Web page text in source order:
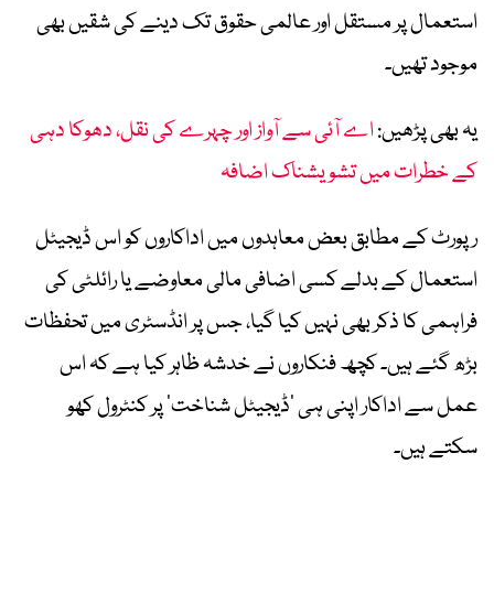
استعمال پر مستقل اور عالمی حقوق تک دینے کی شقیں بھی
موجود تھیں۔
یہ بھی پڑھیں:اے آئی سے آواز اور چہرے کی نقل، دھوکا دہی
کے خطرات میں تشویشناک اضافہ
رپورٹ کے مطابق بعض معاہدوں میں اداکاروں کو اس ڈیجیٹل
استعمال کے بدلے کسی اضافی مالی معاوضے یا رائلٹی کی
فراہمی کا ذکر بھی نہیں کیا گیا، جس پر انڈسٹری میں تحفظات
بڑھ گئے ہیں۔ کچھ فنکاروں نے خدشہ ظاہر کیا ہے کہ اس
عمل سے اداکار اپنی ہی ’ڈیجیٹل شناخت‘ پر کنٹرول کھو
سکتے ہیں۔